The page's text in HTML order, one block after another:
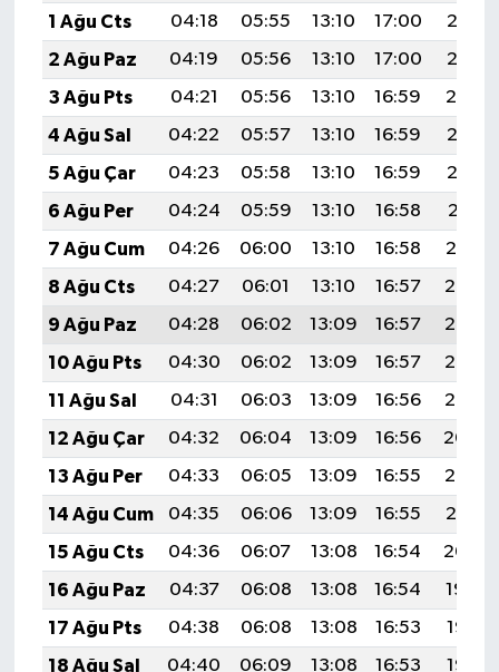
1 Ağu Cts
04:18 05:55 13:10 17:00
20:16
2 Ağu Paz
04:19 05:56 13:10 17:00
20:15
3 Ağu Pts
04:21 05:56 13:10 16:59
20:14
4 Ağu Sal
04:22 05:57 13:10 16:59
20:13
5 Ağu Çar
04:23 05:58 13:10 16:59
20:12
6 Ağu Per
04:24 05:59 13:10 16:58
20:11
7 Ağu Cum
04:26 06:00 13:10 16:58
20:10
8 Ağu Cts
04:27 06:01 13:10 16:57
20:08
9 Ağu Paz
04:28 06:02 13:09 16:57
20:07
10 Ağu Pts
04:30 06:02 13:09 16:57
20:06
11 Ağu Sal
04:31 06:03 13:09 16:56
20:05
12 Ağu Çar
04:32 06:04 13:09 16:56
20:04
13 Ağu Per
04:33 06:05 13:09 16:55
20:03
14 Ağu Cum
04:35 06:06 13:09 16:55
20:01
15 Ağu Cts
04:36 06:07 13:08 16:54
20:00
16 Ağu Paz
04:37 06:08 13:08 16:54
19:59
17 Ağu Pts
04:38 06:08 13:08 16:53
19:58
18 Ağu Sal
04:40 06:09 13:08 16:53
19:56